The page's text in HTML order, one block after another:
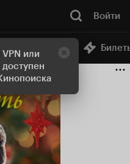
или
Войти
кинотеатр